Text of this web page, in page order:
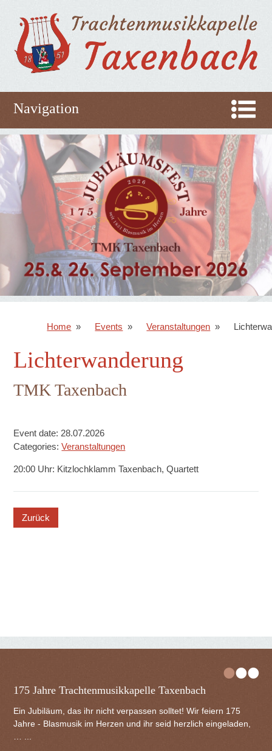
Home Events Veranstaltungen
Lichterwanderung
TMK Taxenbach
Event date: 28.07.2026
Categories:Veranstaltungen
20:00 Uhr: Kitzlochklamm Taxenbach, Quartett
button
•••
175 Jahre Trachtenmusikkapelle Taxenbach
Ein Jubiläum, das ihr nicht verpassen solltet! Wir feiern 175
Jahre - Blasmusik im Herzen und ihr seid herzlich eingeladen,